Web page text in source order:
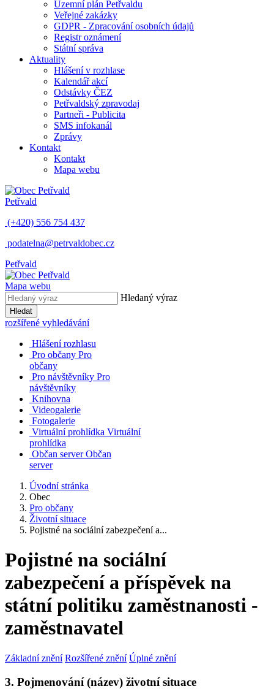
Územní plán Petřvaldu
Veřejné zakázky
GDPR - Zpracování osobních údajů
Registr oznámení
Státní správa
Aktuality
Hlášení v rozhlase
Kalendář akcí
Odstávky ČEZ
Petřvaldský zpravodaj
Partneři - Publicita
SMS infokanál
Zprávy
Kontakt
Kontakt
Mapa webu
Petřvald
(+420) 556 754 437
podatelna@petrvaldobec.cz
Petřvald
Mapa webu
Hledaný výraz
Hledat
rozšířené vyhledávání
Hlášení rozhlasu
Pro občany Pro
občany
Pro návštěvníky Pro
návštěvníky
Knihovna
Videogalerie
Fotogalerie
Virtuální prohlídka Virtuální
prohlídka
Občan server Občan
server
Úvodní stránka
Obec
Pro občany
Životní situace
Pojistné na sociální zabezpečení a...
Pojistné na sociální
zabezpečení a příspěvek na
státní politiku zaměstnanosti -
zaměstnavatel
Základní znění Rozšířené znění Úplné znění
3. Pojmenování (název) životní situace